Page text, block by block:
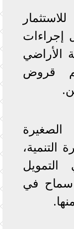
إجراءات
الأراضي
قروض
التنمية،
التمويل
سماح في